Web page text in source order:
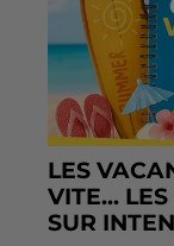
LES
VITE...
SUR